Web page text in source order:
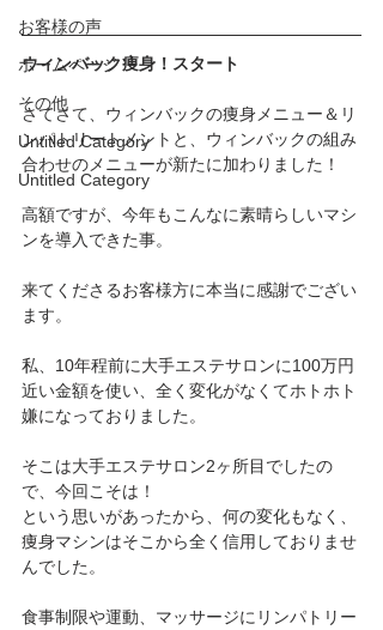
お客様の声
ホームページ
その他
Untitled Category
Untitled Category
ウィンバック痩身！スタート
さてさて、ウィンバックの痩身メニュー＆リ
ンパトリートメントと、ウィンバックの組み
合わせのメニューが新たに加わりました！
高額ですが、今年もこんなに素晴らしいマシ
ンを導入できた事。
来てくださるお客様方に本当に感謝でござい
ます。
私、10年程前に大手エステサロンに100万円
近い金額を使い、全く変化がなくてホトホト
嫌になっておりました。
そこは大手エステサロン2ヶ所目でしたの
で、今回こそは！
という思いがあったから、何の変化もなく、
痩身マシンはそこから全く信用しておりませ
んでした。
食事制限や運動、マッサージにリンパトリー